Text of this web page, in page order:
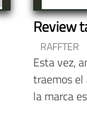
Review
RAFFTER
Esta vez,
traemos el
la marca